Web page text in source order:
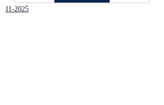
11-2025